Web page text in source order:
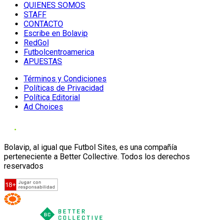
QUIENES SOMOS
STAFF
CONTACTO
Escribe en Bolavip
RedGol
Futbolcentroamerica
APUESTAS
Términos y Condiciones
Políticas de Privacidad
Política Editorial
Ad Choices
Bolavip, al igual que Futbol Sites, es una compañía
perteneciente a Better Collective. Todos los derechos
reservados